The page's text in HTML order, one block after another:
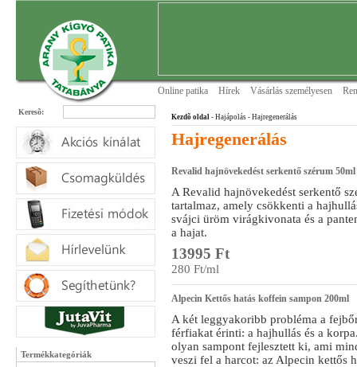
Online patika Hírek Vásárlás személyesen
Keresõ:
Termékkategóriák
Kezdõ oldal - Hajápolás - Hajregenerálás
Hajregenerálás
Revalid hajnövekedést serkentő szérum 50ml
A Revalid hajnövekedést serkentő
tartalmaz, amely csökkenti a
svájci üröm virágkivonata és a
a hajat.
13995 Ft
280 Ft/ml
Alpecin Kettős hatás koffein sampon 200ml
A két leggyakoribb probléma a
férfiakat érinti: a hajhullás és a
olyan sampont fejlesztett ki, ami
veszi fel a harcot: az Alpecin kettős